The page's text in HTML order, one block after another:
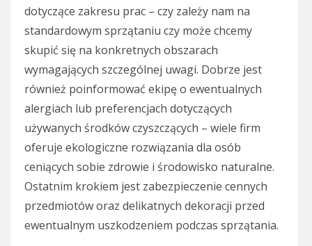
dotyczące zakresu prac – czy zależy nam na
standardowym sprzątaniu czy może chcemy
skupić się na konkretnych obszarach
wymagających szczególnej uwagi. Dobrze jest
również poinformować ekipę o ewentualnych
alergiach lub preferencjach dotyczących
używanych środków czyszczących – wiele firm
oferuje ekologiczne rozwiązania dla osób
ceniących sobie zdrowie i środowisko naturalne.
Ostatnim krokiem jest zabezpieczenie cennych
przedmiotów oraz delikatnych dekoracji przed
ewentualnym uszkodzeniem podczas sprzątania.